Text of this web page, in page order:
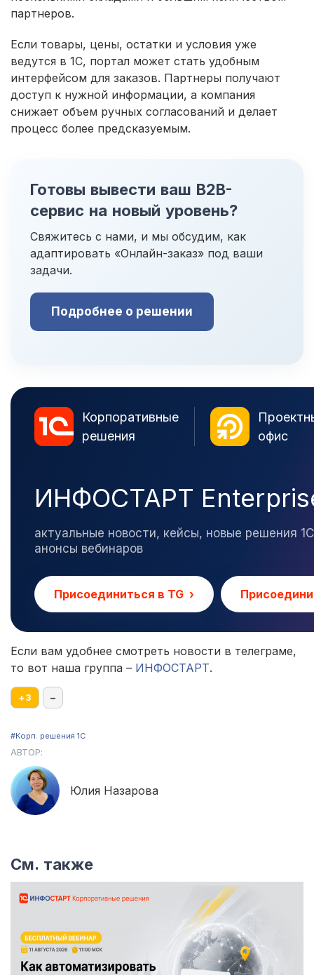
партнеров.
Если товары, цены, остатки и условия уже
ведутся в 1С, портал может стать удобным
интерфейсом для заказов. Партнеры получают
доступ к нужной информации, а компания
снижает объем ручных согласований и делает
процесс более предсказуемым.
Готовы вывести ваш B2B-
сервис на новый уровень?
Свяжитесь с нами, и мы обсудим, как
адаптировать «Онлайн-заказ» под ваши
задачи.
Подробнее о решении
Корпоративные
решения
офис
ИНФОСТАРТ
актуальные новости, кейсы, новые решения
анонсы вебинаров
Присоединиться в TG ›
Если вам удобнее смотреть новости в телеграме,
то вот наша группа – ИНФОСТАРТ.
+3 –
#Корп. решения 1С
АВТОР:
Юлия Назарова
См. также